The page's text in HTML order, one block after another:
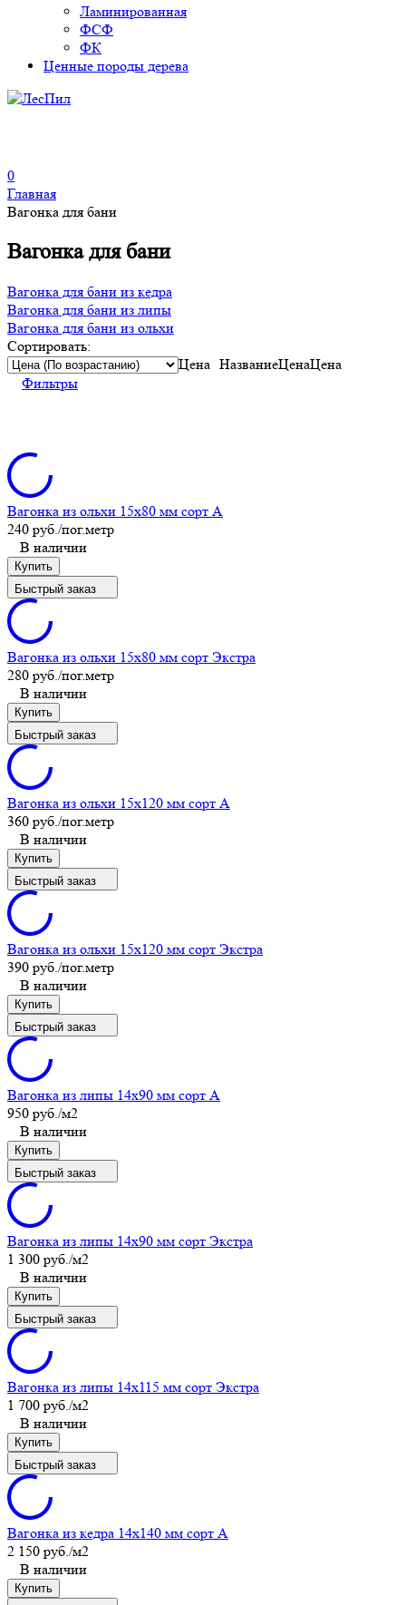
Ламинированная
ФСФ
ФК
Ценные породы дерева
0
Главная
Вагонка для бани
Вагонка для бани
Вагонка для бани из кедра
Вагонка для бани из липы
Вагонка для бани из ольхи
Сортировать:
Цена НазваниеЦенаЦена
Фильтры
Вагонка из ольхи 15x80 мм сорт A
240 руб./пог.метр
В наличии
Купить
Быстрый заказ
Вагонка из ольхи 15x80 мм сорт Экстра
280 руб./пог.метр
В наличии
Купить
Быстрый заказ
Вагонка из ольхи 15x120 мм сорт A
360 руб./пог.метр
В наличии
Купить
Быстрый заказ
Вагонка из ольхи 15x120 мм сорт Экстра
390 руб./пог.метр
В наличии
Купить
Быстрый заказ
Вагонка из липы 14x90 мм сорт A
950 руб./м2
В наличии
Купить
Быстрый заказ
Вагонка из липы 14x90 мм сорт Экстра
1 300 руб./м2
В наличии
Купить
Быстрый заказ
Вагонка из липы 14x115 мм сорт Экстра
1 700 руб./м2
В наличии
Купить
Быстрый заказ
Вагонка из кедра 14x140 мм сорт A
2 150 руб./м2
В наличии
Купить